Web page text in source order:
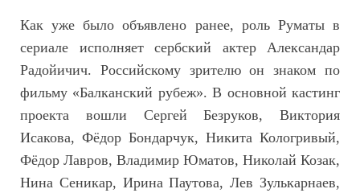
Как уже было объявлено ранее, роль Руматы в
сериале исполняет сербский актер Александар
Радойичич. Российскому зрителю он знаком по
фильму «Балканский рубеж». В основной кастинг
проекта вошли Сергей Безруков, Виктория
Исакова, Фёдор Бондарчук, Никита Кологривый,
Фёдор Лавров, Владимир Юматов, Николай Козак,
Нина Сеникар, Ирина Паутова, Лев Зулькарнаев,